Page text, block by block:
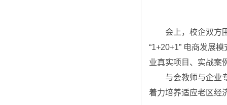
会上，校企双方
“1+20+1” 电商发展
业真实项目、实战案
与会教师与企业
着力培养适应老区经